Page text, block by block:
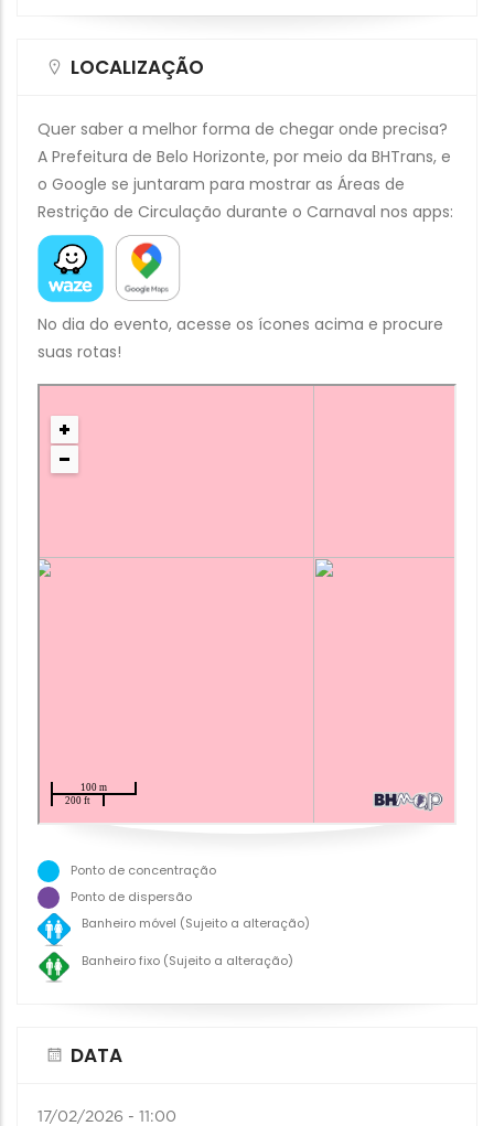
LOCALIZAÇÃO
Quer saber a melhor forma de chegar onde precisa?
A Prefeitura de Belo Horizonte, por meio da BHTrans, e
o Google se juntaram para mostrar as Áreas de
Restrição de Circulação durante o Carnaval nos apps:
No dia do evento, acesse os ícones acima e procure
suas rotas!
Ponto de concentração
Ponto de dispersão
Banheiro móvel (Sujeito a alteração)
Banheiro fixo (Sujeito a alteração)
DATA
17/02/2026 - 11:00